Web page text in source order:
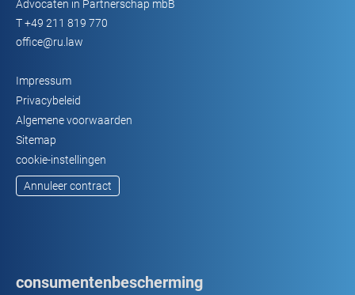
Advocaten in Partnerschap mbB
T+49 211 819 770
office@ru.law
Impressum
Privacybeleid
Algemene voorwaarden
Sitemap
cookie-instellingen
Annuleer contract
consumentenbescherming